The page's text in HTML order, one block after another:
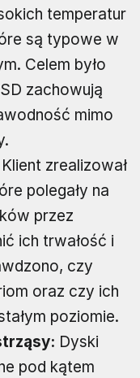
temperatur
są typowe w
Celem było
zachowują
mimo
Klient zrealizował
polegały na
przez
ich trwałość i
czy
oraz czy ich
poziomie.
Dyski
pod kątem